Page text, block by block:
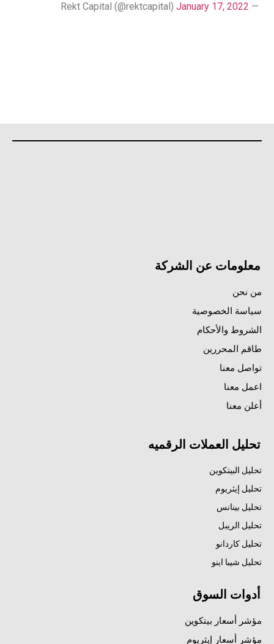
— Rekt Capital (@rektcapital)
January 17, 2022
معلومات عن الشركة
من نحن
سياسة الخصوصية
الشروط والأحكام
طاقم المحررين
تواصل معنا
اعمل معنا
أعلن معنا
تحليل العملات الرقميه
تحليل البيتكوين
تحليل إيثريوم
تحليل بينانس
تحليل الريبل
تحليل كاردانو
تحليل شيبا اينو
أدوات السوق
مؤشر أسعار بيتكوين
مؤشر أسعار إيثريوم